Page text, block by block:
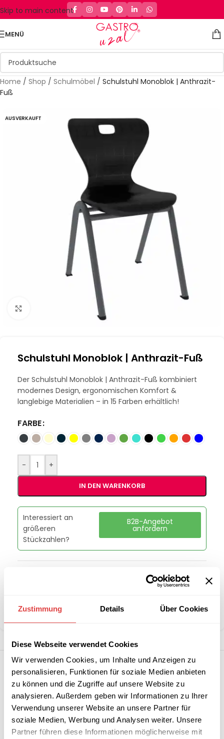
Zustimmung Details Über Cookies
Diese Webseite verwendet Cookies
Wir verwenden Cookies, um Inhalte und Anzeigen zu
personalisieren, Funktionen für soziale Medien anbieten
zu können und die Zugriffe auf unsere Website zu
analysieren. Außerdem geben wir Informationen zu Ihrer
Verwendung unserer Website an unsere Partner für
soziale Medien, Werbung und Analysen weiter. Unsere
Partner führen diese Informationen möglicherweise mit
Skip to main content
MENÜ
Home / Shop / Schulmöbel / Schulstuhl Monoblok | Anthrazit-
Fuß
AUSVERKAUFT
Klick zum Vergrößern
Schulstuhl Monoblok | Anthrazit-Fuß
Der Schulstuhl Monoblok | Anthrazit-Fuß kombiniert
modernes Design, ergonomischen Komfort &
langlebige Materialien – in 15 Farben erhältlich!
FARBE
- +
IN DEN WARENKORB
Interessiert an
größeren
Stückzahlen?
B2B-Angebot
anfordern